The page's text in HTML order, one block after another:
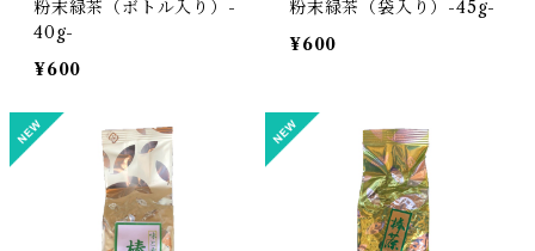
粉末緑茶（ボトル入り）-
40g-
¥600
粉末緑茶（袋入り）-45g-
¥600